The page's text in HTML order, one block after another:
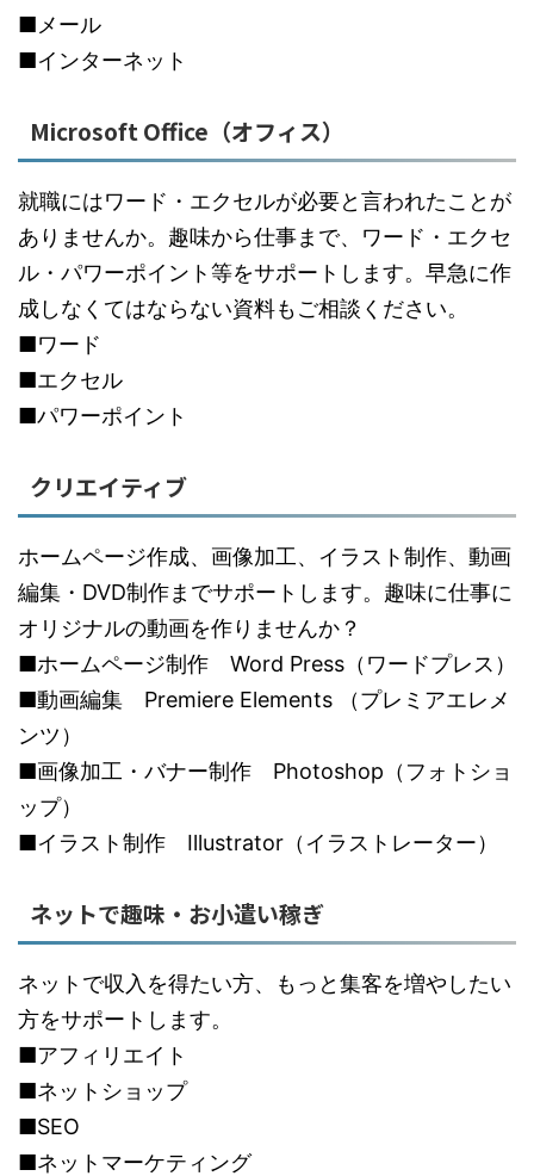
■メール
■インターネット
Microsoft Office（オフィス）
就職にはワード・エクセルが必要と言われたことが
ありませんか。趣味から仕事まで、ワード・エクセ
ル・パワーポイント等をサポートします。早急に作
成しなくてはならない資料もご相談ください。
■ワード
■エクセル
■パワーポイント
クリエイティブ
ホームページ作成、画像加工、イラスト制作、動画
編集・DVD制作までサポートします。趣味に仕事に
オリジナルの動画を作りませんか？
■ホームページ制作 Word Press（ワードプレス）
■動画編集 Premiere Elements （プレミアエレメ
ンツ）
■画像加工・バナー制作 Photoshop（フォトショ
ップ）
■イラスト制作 Illustrator（イラストレーター）
ネットで趣味・お小遣い稼ぎ
ネットで収入を得たい方、もっと集客を増やしたい
方をサポートします。
■アフィリエイト
■ネットショップ
■SEO
■ネットマーケティング